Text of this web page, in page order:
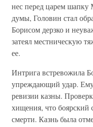
нес перед царем шапку
думы, Головин стал
Борисом дерзко и
затеял местническую
ее.
Интрига встревожила
упреждающий удар. Ему
ревизии казны.
хищения, что боярский
смерти. Казнь была